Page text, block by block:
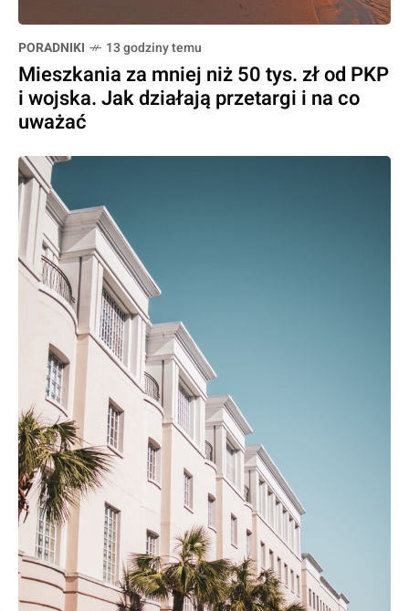
PORADNIKI 13 godziny temu
Mieszkania za mniej niż 50 tys. zł od PKP
i wojska. Jak działają przetargi i na co
uważać